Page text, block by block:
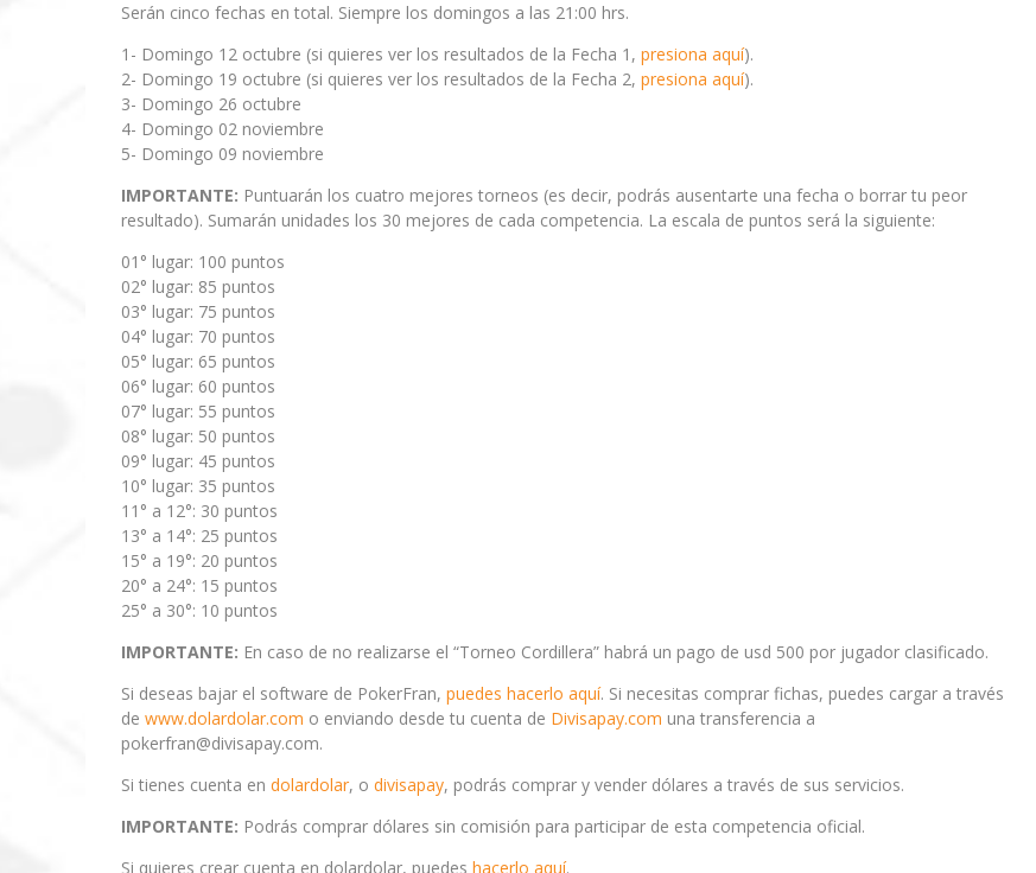
Serán cinco fechas en total. Siempre los domingos a las 21:00 hrs.
1- Domingo 12 octubre (si quieres ver los resultados de la Fecha 1, presiona aquí).
2- Domingo 19 octubre (si quieres ver los resultados de la Fecha 2, presiona aquí).
3- Domingo 26 octubre
4- Domingo 02 noviembre
5- Domingo 09 noviembre
IMPORTANTE: Puntuarán los cuatro mejores torneos (es decir, podrás ausentarte una fecha o borrar tu peor
resultado). Sumarán unidades los 30 mejores de cada competencia. La escala de puntos será la siguiente:
01° lugar: 100 puntos
02° lugar: 85 puntos
03° lugar: 75 puntos
04° lugar: 70 puntos
05° lugar: 65 puntos
06° lugar: 60 puntos
07° lugar: 55 puntos
08° lugar: 50 puntos
09° lugar: 45 puntos
10° lugar: 35 puntos
11° a 12°: 30 puntos
13° a 14°: 25 puntos
15° a 19°: 20 puntos
20° a 24°: 15 puntos
25° a 30°: 10 puntos
IMPORTANTE: En caso de no realizarse el “Torneo Cordillera” habrá un pago de usd 500 por jugador clasificado.
Si deseas bajar el software de PokerFran, puedes hacerlo aquí. Si necesitas comprar fichas, puedes cargar a través
de www.dolardolar.com o enviando desde tu cuenta de Divisapay.com una transferencia a
pokerfran@divisapay.com.
Si tienes cuenta en dolardolar, o divisapay, podrás comprar y vender dólares a través de sus servicios.
IMPORTANTE: Podrás comprar dólares sin comisión para participar de esta competencia oficial.
Si quieres crear cuenta en dolardolar, puedes hacerlo aquí.